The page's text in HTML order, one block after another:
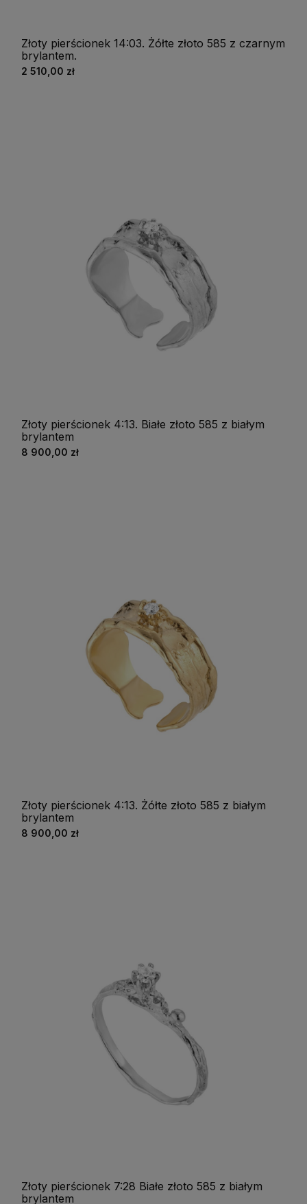
Złoty pierścionek 14:03. Żółte złoto 585 z czarnym
brylantem.
2 510,00 zł
Złoty pierścionek 4:13. Białe złoto 585 z białym
brylantem
8 900,00 zł
Złoty pierścionek 4:13. Żółte złoto 585 z białym
brylantem
8 900,00 zł
Złoty pierścionek 7:28 Białe złoto 585 z białym
brylantem